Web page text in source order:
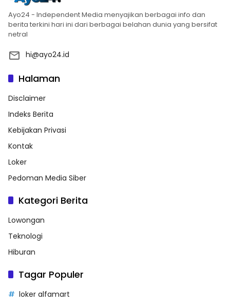
Ayo24 - Independent Media menyajikan berbagai info dan
berita terkini hari ini dari berbagai belahan dunia yang bersifat
netral
hi@ayo24.id
Halaman
Disclaimer
Indeks Berita
Kebijakan Privasi
Kontak
Loker
Pedoman Media Siber
Kategori Berita
Lowongan
Teknologi
Hiburan
Tagar Populer
loker alfamart